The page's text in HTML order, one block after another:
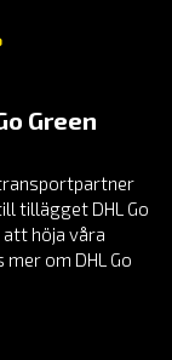
Green
transportpartner
tillägget DHL Go
att höja våra
om DHL Go